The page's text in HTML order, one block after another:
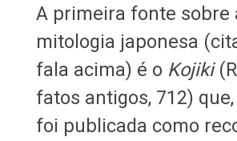
A primeira fonte sobre
mitologia japonesa
fala acima) é o Kojiki
fatos antigos, 712)
foi publicada como